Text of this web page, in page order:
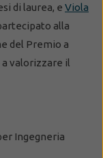
di laurea, e Viola
alla
del Premio a
valorizzare il
Ingegneria